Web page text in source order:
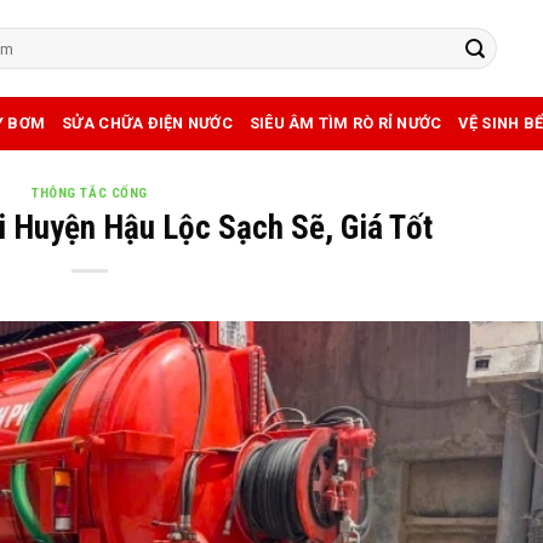
BƠM SỬA CHỮA ĐIỆN NƯỚC SIÊU ÂM TÌM RÒ RỈ NƯỚC VỆ SINH
THÔNG TẮC CỐNG
Hậu Lộc Sạch Sẽ, Giá Tốt